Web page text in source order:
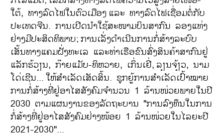
ໃຕ້, ທາງລົດໄຟໃນຕົວເມືອງ ແລະ ທາງລົດໄຟເຊື່ອມຕໍ່ກັບ
ປະເທດຈີນ. ການເປີດນຳໃຊ້ສະໜາມບິນສາກົນ ລອງແທ່ງ
ຢ່າງມີປະສິດທິພາບ;ການເລັ່ງດຳເນີນການກໍ່ສ້າງລະບົບ
ເສັ້ນທາງແຄມຝັ່ງທະເລ ແລະທ່າເຮືອຂົນສົ່ງສິນຄ້າສາກົນຢູ່
ແລັກຮ້ວຽນ, ກ໊າຍແມັບ-ທິຫວາຍ, ເກິ່ນເຢີ່, ລຽນຈ້ຽວ, ນາມ
ໂດ່ເຊີນ...ໃຫ້ສຳເລັດເສັດສິ້ນ. ຊຸກຍູ້ການສຳເລັດເປົ້າໝາຍ
ການກໍ່ສ້າງທີ່ຢູ່ອາໄສສັງຄົມຈຳນວນ 1 ລ້ານໜ່ວຍພາຍໃນປີ
2030 ຕາມແຜນງານຂອງລັດຖະບານ "ການລົງທຶນໃນການ
ກໍ່ສ້າງທີ່ຢູ່ອາໄສສັງຄົມຢ່າງໜ້ອຍ 1 ລ້ານໜ່ວຍໃນໄລຍະປີ
2021-2030"...